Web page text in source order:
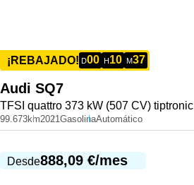
¡REBAJADO! D00 H 10 M37
Audi SQ7
TFSI quattro 373 kW (507 CV) tiptronic
99.673km2021GasolinaAutomático
Desde888,09 €/mes